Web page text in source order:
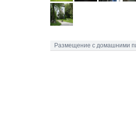
Размещение с домашними